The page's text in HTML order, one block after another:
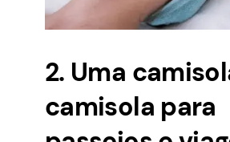
2. Uma
camisola para